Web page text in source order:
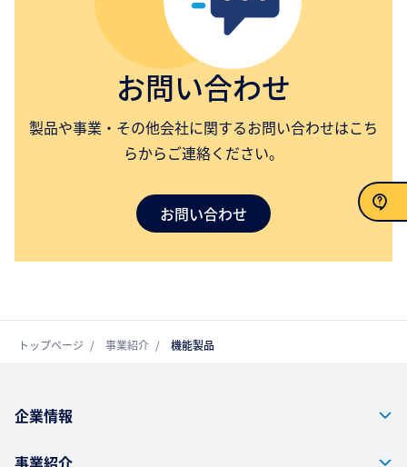
お問い合わせ
製品や事業・その他会社に関するお問い合わせはこち
らからご連絡ください。
お問い合わせ
トップページ 事業紹介 機能製品
企業情報
事業紹介